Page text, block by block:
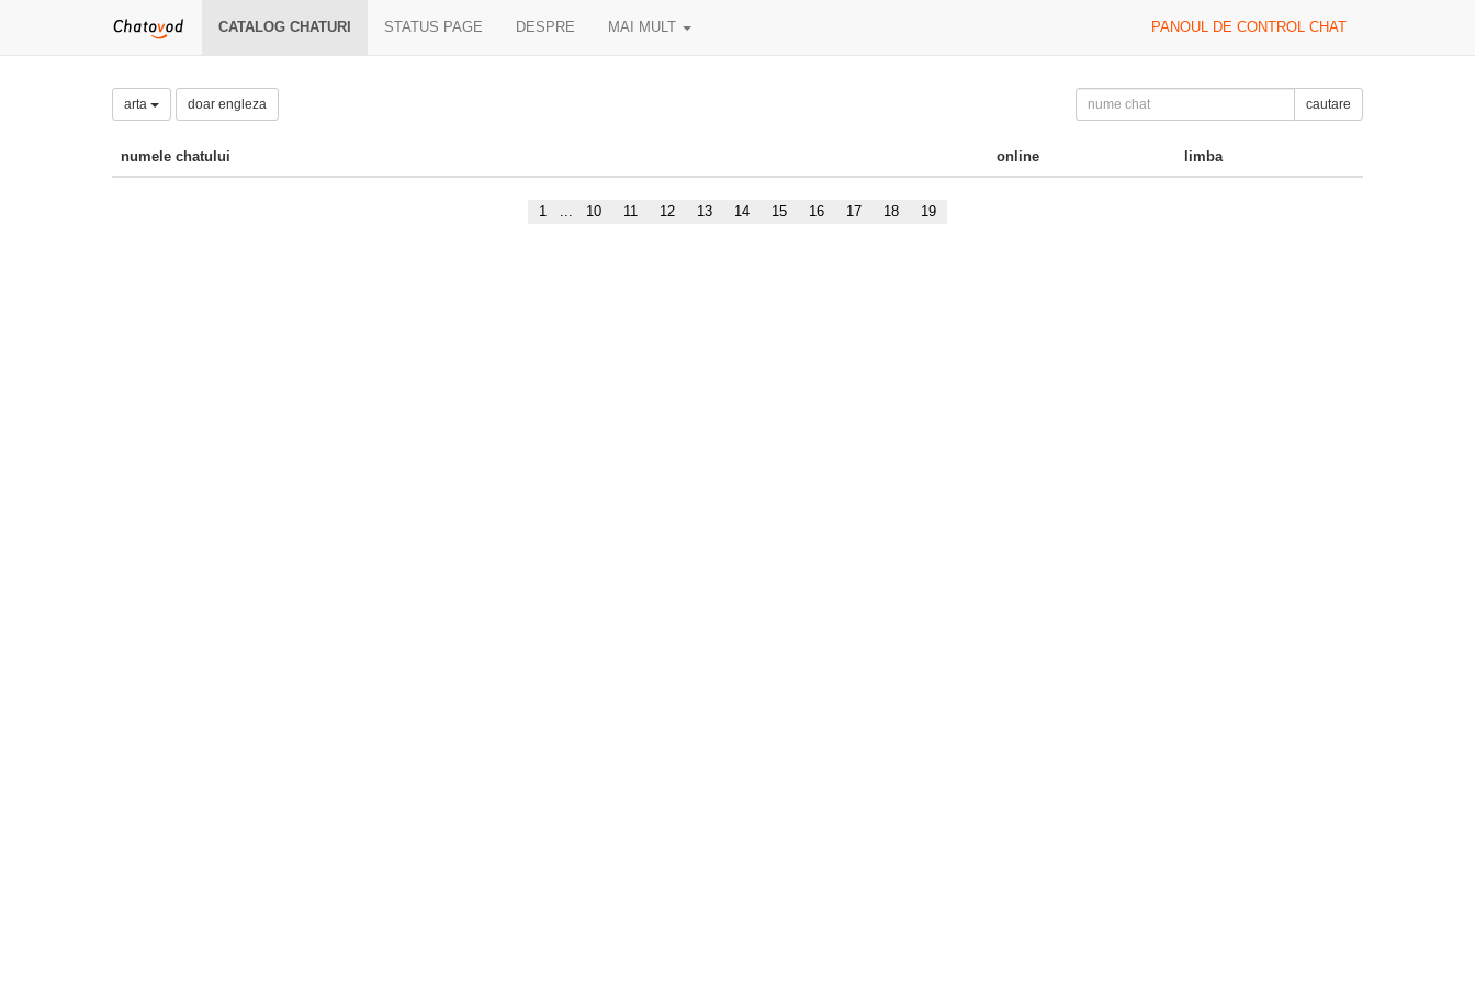
CATALOG CHATURI STATUS PAGE DESPRE MAI MULT PANOUL DE CONTROL CHAT
arta doar engleza cautare
numele chatului online limba
1 ... 10 11 12 13 14 15 16 17 18 19